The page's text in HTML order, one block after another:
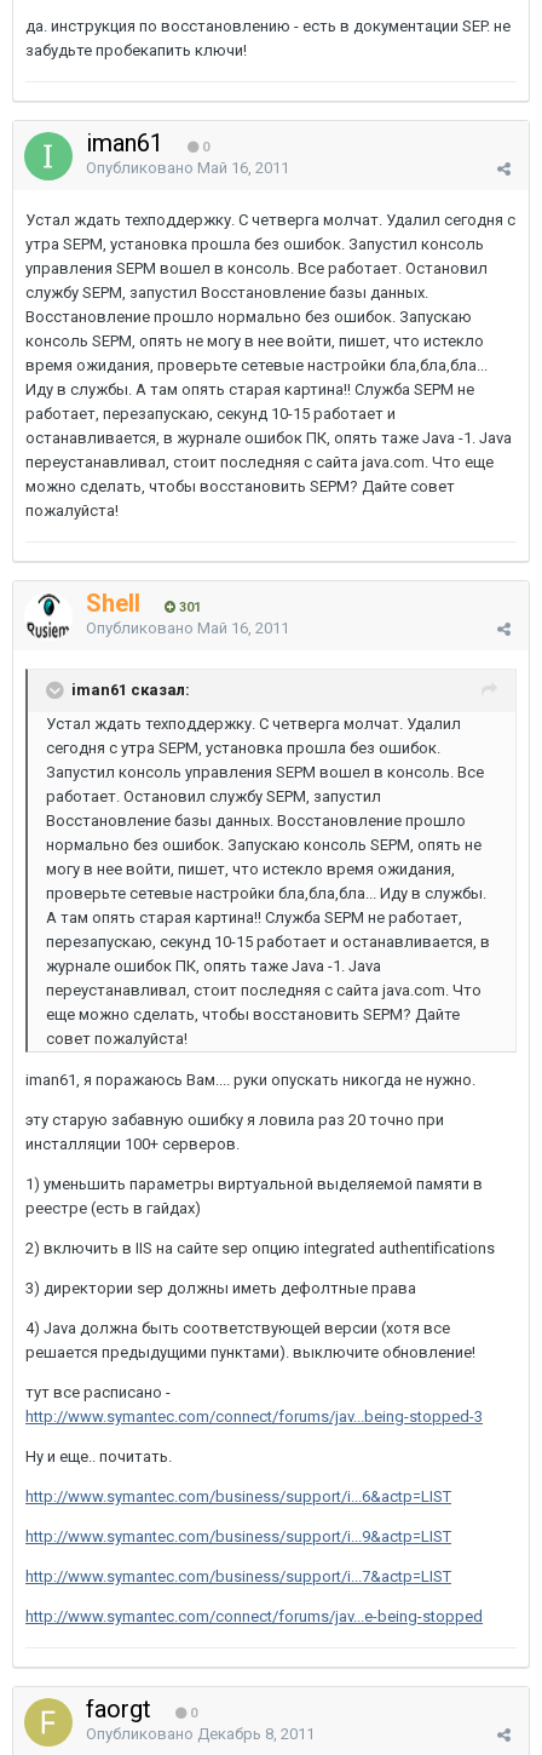
да. инструкция по восстановлению - есть в документации SEP. не
забудьте пробекапить ключи!
iman61 0
Опубликовано Май 16, 2011
Устал ждать техподдержку. С четверга молчат. Удалил сегодня с
утра SEPM, установка прошла без ошибок. Запустил консоль
управления SEPM вошел в консоль. Все работает. Остановил
службу SEPM, запустил Восстановление базы данных.
Восстановление прошло нормально без ошибок. Запускаю
консоль SEPM, опять не могу в нее войти, пишет, что истекло
время ожидания, проверьте сетевые настройки бла,бла,бла...
Иду в службы. А там опять старая картина!! Служба SEPM не
работает, перезапускаю, секунд 10-15 работает и
останавливается, в журнале ошибок ПК, опять таже Java -1. Java
переустанавливал, стоит последняя с сайта java.com. Что еще
можно сделать, чтобы восстановить SEPM? Дайте совет
пожалуйста!
Shell 301
Опубликовано Май 16, 2011
iman61 сказал:
Устал ждать техподдержку. С четверга молчат. Удалил
сегодня с утра SEPM, установка прошла без ошибок.
Запустил консоль управления SEPM вошел в консоль. Все
работает. Остановил службу SEPM, запустил
Восстановление базы данных. Восстановление прошло
нормально без ошибок. Запускаю консоль SEPM, опять не
могу в нее войти, пишет, что истекло время ожидания,
проверьте сетевые настройки бла,бла,бла... Иду в службы.
А там опять старая картина!! Служба SEPM не работает,
перезапускаю, секунд 10-15 работает и останавливается, в
журнале ошибок ПК, опять таже Java -1. Java
переустанавливал, стоит последняя с сайта java.com. Что
еще можно сделать, чтобы восстановить SEPM? Дайте
совет пожалуйста!
iman61, я поражаюсь Вам.... руки опускать никогда не нужно.
эту старую забавную ошибку я ловила раз 20 точно при
инсталляции 100+ серверов.
1) уменьшить параметры виртуальной выделяемой памяти в
реестре (есть в гайдах)
2) включить в IIS на сайте sep опцию integrated authentifications
3) директории sep должны иметь дефолтные права
4) Java должна быть соответствующей версии (хотя все
решается предыдущими пунктами). выключите обновление!
тут все расписано -
http://www.symantec.com/connect/forums/jav...being-stopped-3
Ну и еще.. почитать.
http://www.symantec.com/business/support/i...6&actp=LIST
http://www.symantec.com/business/support/i...9&actp=LIST
http://www.symantec.com/business/support/i...7&actp=LIST
http://www.symantec.com/connect/forums/jav...e-being-stopped
faorgt 0
Опубликовано Декабрь 8, 2011